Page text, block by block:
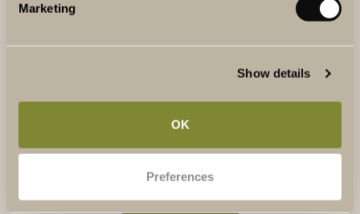
Marketing
Show details
OK
Preferences
ÅTERKOMMANDE VINPROVNINGAR
Varje vecka torsdag till lördag har vi sommelierledda
LÄS MER & BOKA